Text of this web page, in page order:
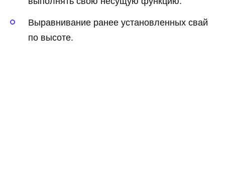
Выравнивание ранее установленных свай
по высоте.